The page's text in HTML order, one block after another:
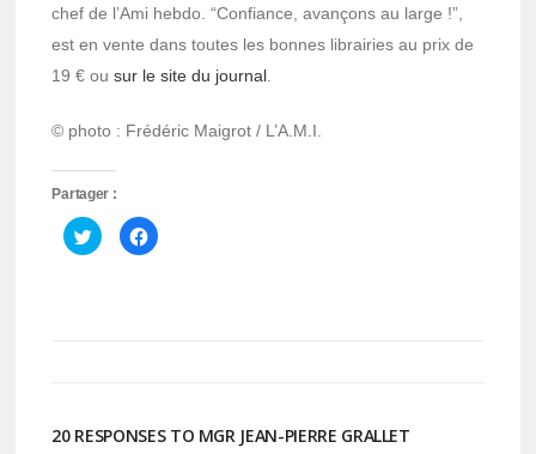
chef de l’Ami hebdo. “Confiance, avançons au large !”,
est en vente dans toutes les bonnes librairies au prix de
19 € ousur le site du journal.
© photo : Frédéric Maigrot / L’A.M.I.
Partager :
Cliquez
pour
partager
Cliquez
pour
20 RESPONSES TO MGR JEAN-PIERRE GRALLET